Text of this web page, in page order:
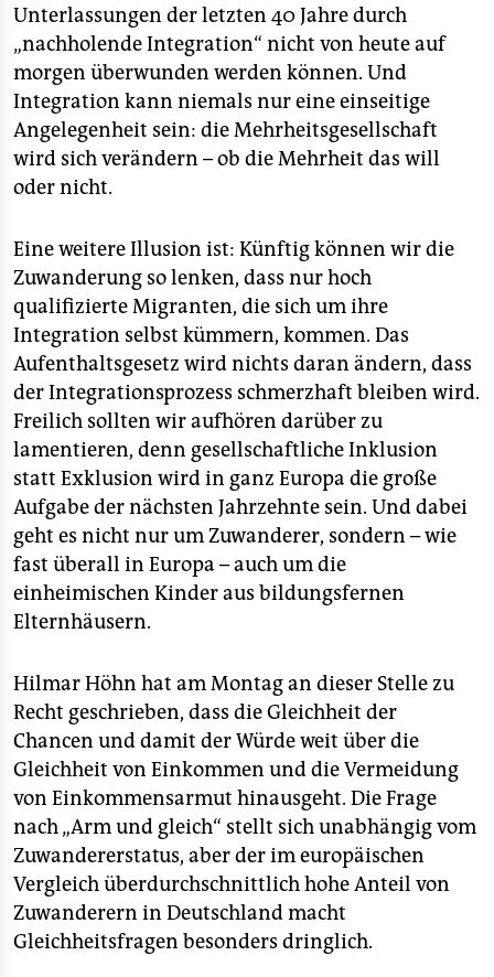
Unterlassungen der letzten 40 Jahre durch
„nachholende Integration“ nicht von heute auf
morgen überwunden werden können. Und
Integration kann niemals nur eine einseitige
Angelegenheit sein: die Mehrheitsgesellschaft
wird sich verändern – ob die Mehrheit das will
oder nicht.
Eine weitere Illusion ist: Künftig können wir die
Zuwanderung so lenken, dass nur hoch
qualifizierte Migranten, die sich um ihre
Integration selbst kümmern, kommen. Das
Aufenthaltsgesetz wird nichts daran ändern, dass
der Integrationsprozess schmerzhaft bleiben wird.
Freilich sollten wir aufhören darüber zu
lamentieren, denn gesellschaftliche Inklusion
statt Exklusion wird in ganz Europa die große
Aufgabe der nächsten Jahrzehnte sein. Und dabei
geht es nicht nur um Zuwanderer, sondern – wie
fast überall in Europa – auch um die
einheimischen Kinder aus bildungsfernen
Elternhäusern.
Hilmar Höhn hat am Montag an dieser Stelle zu
Recht geschrieben, dass die Gleichheit der
Chancen und damit der Würde weit über die
Gleichheit von Einkommen und die Vermeidung
von Einkommensarmut hinausgeht. Die Frage
nach „Arm und gleich“ stellt sich unabhängig vom
Zuwandererstatus, aber der im europäischen
Vergleich überdurchschnittlich hohe Anteil von
Zuwanderern in Deutschland macht
Gleichheitsfragen besonders dringlich.